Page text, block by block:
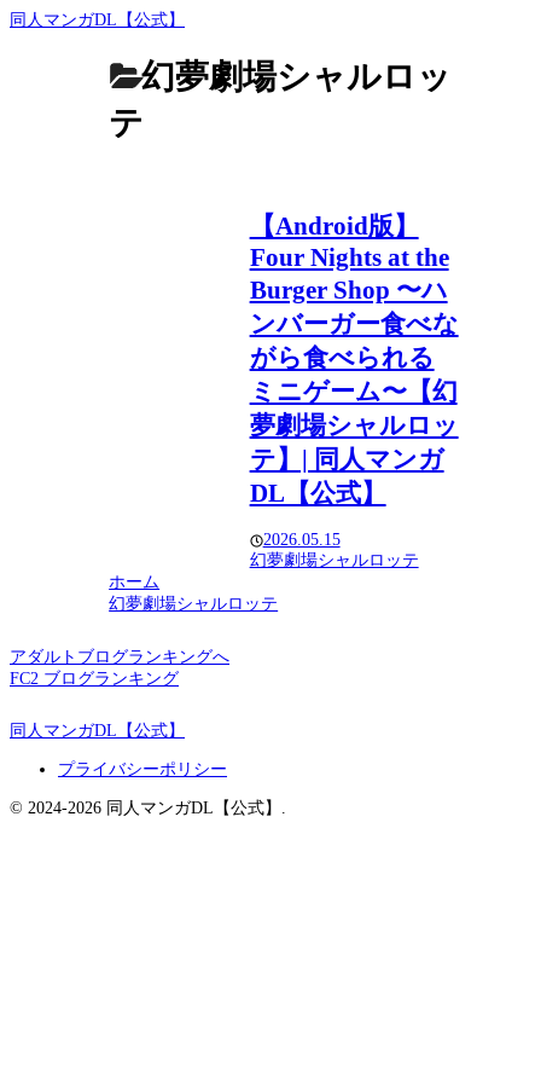
同人マンガDL【公式】
幻夢劇場シャルロッ
テ
【Android版】
Four Nights at the
Burger Shop 〜ハ
ンバーガー食べな
がら食べられる
ミニゲーム〜【幻
夢劇場シャルロッ
テ】| 同人マンガ
DL【公式】
2026.05.15
幻夢劇場シャルロッテ
ホーム
幻夢劇場シャルロッテ
アダルトブログランキングへ
FC2 ブログランキング
同人マンガDL【公式】
プライバシーポリシー
© 2024-2026 同人マンガDL【公式】.